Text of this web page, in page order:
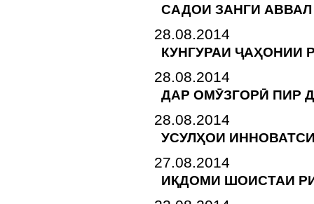
САДОИ ЗАНГИ АВВАЛ
28.08.2014
КУНГУРАИ ҶАҲОНИИ
28.08.2014
ДАР ОМӮЗГОРӢ ПИР
28.08.2014
УСУЛҲОИ
27.08.2014
ИҚДОМИ ШОИСТАИ